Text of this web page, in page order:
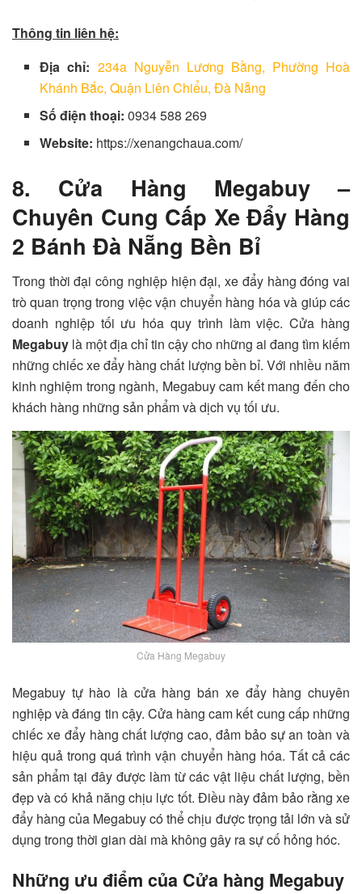
Thông tin liên hệ:
Địa chỉ: 234a Nguyễn Lương Bằng, Phường Hoà
Khánh Bắc, Quận Liên Chiểu, Đà Nẵng
Số điện thoại: 0934 588 269
Website: https://xenangchaua.com/
8. Cửa Hàng Megabuy –
Chuyên Cung Cấp Xe Đẩy Hàng
2 Bánh Đà Nẵng Bền Bỉ
Trong thời đại công nghiệp hiện đại, xe đẩy hàng đóng vai
trò quan trọng trong việc vận chuyển hàng hóa và giúp các
doanh nghiệp tối ưu hóa quy trình làm việc. Cửa hàng
Megabuy là một địa chỉ tin cậy cho những ai đang tìm kiếm
những chiếc xe đẩy hàng chất lượng bền bỉ. Với nhiều năm
kinh nghiệm trong ngành, Megabuy cam kết mang đến cho
khách hàng những sản phẩm và dịch vụ tối ưu.
Cửa Hàng Megabuy
Megabuy tự hào là cửa hàng bán xe đẩy hàng chuyên
nghiệp và đáng tin cậy. Cửa hàng cam kết cung cấp những
chiếc xe đẩy hàng chất lượng cao, đảm bảo sự an toàn và
hiệu quả trong quá trình vận chuyển hàng hóa. Tất cả các
sản phẩm tại đây được làm từ các vật liệu chất lượng, bền
đẹp và có khả năng chịu lực tốt. Điều này đảm bảo rằng xe
đẩy hàng của Megabuy có thể chịu được trọng tải lớn và sử
dụng trong thời gian dài mà không gây ra sự cố hỏng hóc.
Những ưu điểm của Cửa hàng Megabuy